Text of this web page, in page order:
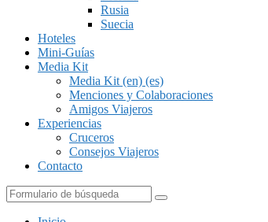
Rusia
Suecia
Hoteles
Mini-Guías
Media Kit
Media Kit (en) (es)
Menciones y Colaboraciones
Amigos Viajeros
Experiencias
Cruceros
Consejos Viajeros
Contacto
Buscar